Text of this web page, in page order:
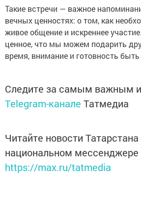
Такие встречи — важное
вечных ценностях: о том, как
живое общение и искреннее
ценное, что мы можем подарить
время, внимание и готовность
Следите за самым важным
Telegram-канале Татмедиа
Читайте новости Татарстана
национальном
https://max.ru/tatmedia